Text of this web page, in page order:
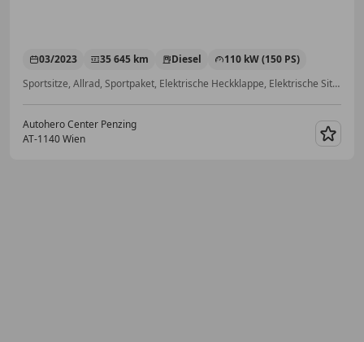
03/2023 35 645 km Diesel
110 kW (150 PS)
Sportsitze, Allrad, Sportpaket, Elektrische Heckklappe, Elektrische Sitze, Einparkhilfe Sensoren hinten, Scheckheftgepflegt, Getönte Scheiben
Autohero Center Penzing
AT-1140 Wien